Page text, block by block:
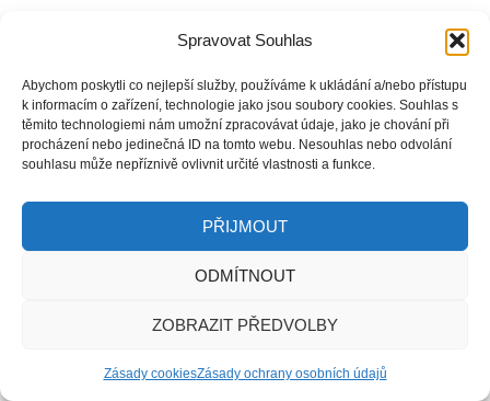
Spravovat Souhlas
Abychom poskytli co nejlepší služby, používáme k ukládání a/nebo přístupu
k informacím o zařízení, technologie jako jsou soubory cookies. Souhlas s
těmito technologiemi nám umožní zpracovávat údaje, jako je chování při
procházení nebo jedinečná ID na tomto webu. Nesouhlas nebo odvolání
souhlasu může nepříznivě ovlivnit určité vlastnosti a funkce.
PŘIJMOUT
ODMÍTNOUT
ZOBRAZIT PŘEDVOLBY
Zásady cookiesZásady ochrany osobních údajů
sledovat změny v propojených dokladech.
promítne se tato změna i do ostatních dokladů.